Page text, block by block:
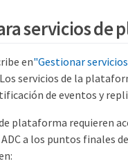
servicios de
en"Gestionar
Los servicios de la
de eventos y
plataforma requieren
a los puntos finales